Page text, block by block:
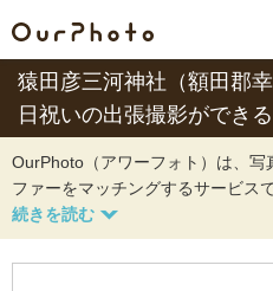
猿田彦三河神社（額田郡
日祝いの出張撮影ができ
OurPhoto（アワーフォト）は、写
ファーをマッチングするサービスで